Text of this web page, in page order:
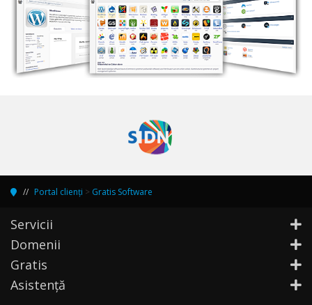
Portal clienți > Gratis Software
Servicii
Domenii
Gratis
Asistență